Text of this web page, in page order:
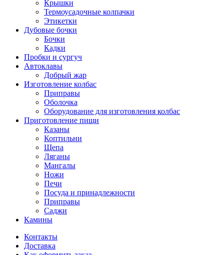
Крышки
Термоусадочные колпачки
Этикетки
Дубовые бочки
Бочки
Кадки
Пробки и сургуч
Автоклавы
Добрый жар
Изготовление колбас
Приправы
Оболочка
Оборудование для изготовления колбас
Приготовление пищи
Казаны
Коптильни
Щепа
Ляганы
Мангалы
Ножи
Печи
Посуда и принадлежности
Приправы
Саджи
Камины
Контакты
Доставка